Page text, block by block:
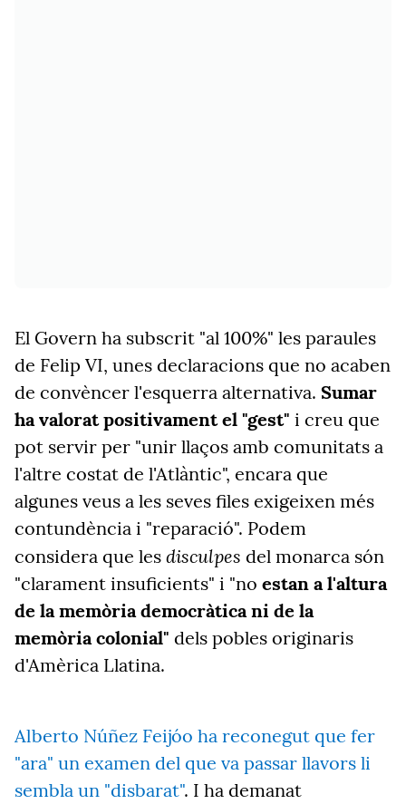
El Govern ha subscrit "al 100%" les paraules
de Felip VI, unes declaracions que no acaben
de convèncer l'esquerra alternativa. Sumar
ha valorat positivament el "gest" i creu que
pot servir per "unir llaços amb comunitats a
l'altre costat de l'Atlàntic", encara que
algunes veus a les seves files exigeixen més
contundència i "reparació". Podem
considera que les disculpes del monarca són
"clarament insuficients" i "no estan a l'altura
de la memòria democràtica ni de la
memòria colonial" dels pobles originaris
d'Amèrica Llatina.
Alberto Núñez Feijóo ha reconegut que fer
"ara" un examen del que va passar llavors li
sembla un "disbarat". I ha demanat